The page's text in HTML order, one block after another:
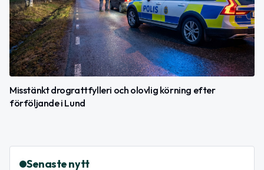
Misstänkt drograttfylleri och olovlig körning efter
förföljande i Lund
Senaste nytt